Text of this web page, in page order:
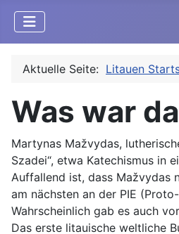
Aktuelle Seite: Litauen
Was war
Martynas Mažvydas,
Szadei“, etwa Katechismus in
Auffallend ist, dass Mažvydas
am nächsten an der PIE
Wahrscheinlich gab es auch
Das erste litauische weltliche